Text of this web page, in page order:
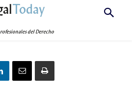
Today
del Derecho